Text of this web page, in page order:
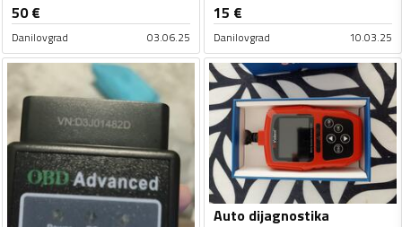
50€
Danilovgrad 03.06.25
15 €
Danilovgrad 10.03.25
Auto dijagnostika